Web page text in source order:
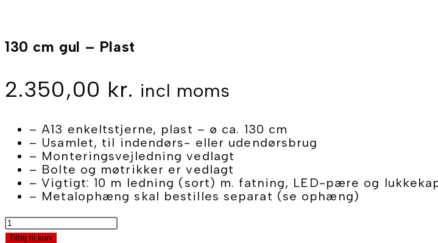
130 cm gul – Plast
2.350,00 kr. incl moms
– A13 enkeltstjerne, plast – ø ca. 130 cm
– Usamlet, til indendørs- eller udendørsbrug
– Monteringsvejledning vedlagt
– Bolte og møtrikker er vedlagt
– Vigtigt: 10 m ledning (sort) m. fatning, LED-pære og
– Metalophæng skal bestilles separat (se ophæng)
130
cm
Tilføj til kurv